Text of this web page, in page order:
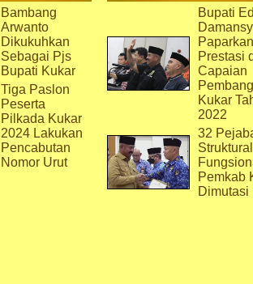
Bambang
Arwanto
Dikukuhkan
Sebagai Pjs
Bupati Kukar
Tiga Paslon
Peserta
Pilkada Kukar
2024 Lakukan
Pencabutan
Nomor Urut
Bupati
Paparkan
Prestasi
Capaian
Kukar
2022
32
Pemkab
Dimutasi